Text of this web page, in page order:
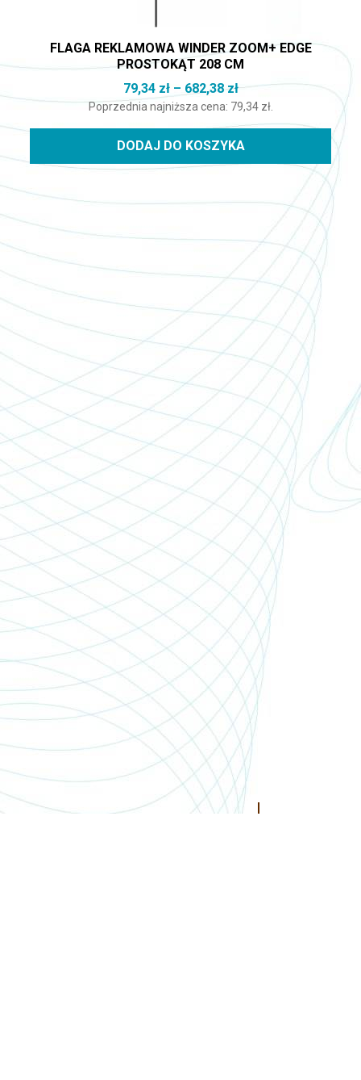
FLAGA REKLAMOWA WINDER ZOOM+ EDGE
PROSTOKĄT 208 CM
79,34 zł – 682,38złZakres cen: od
Poprzednia najniższa cena: 79,34 zł.
DODAJ DO KOSZYKA